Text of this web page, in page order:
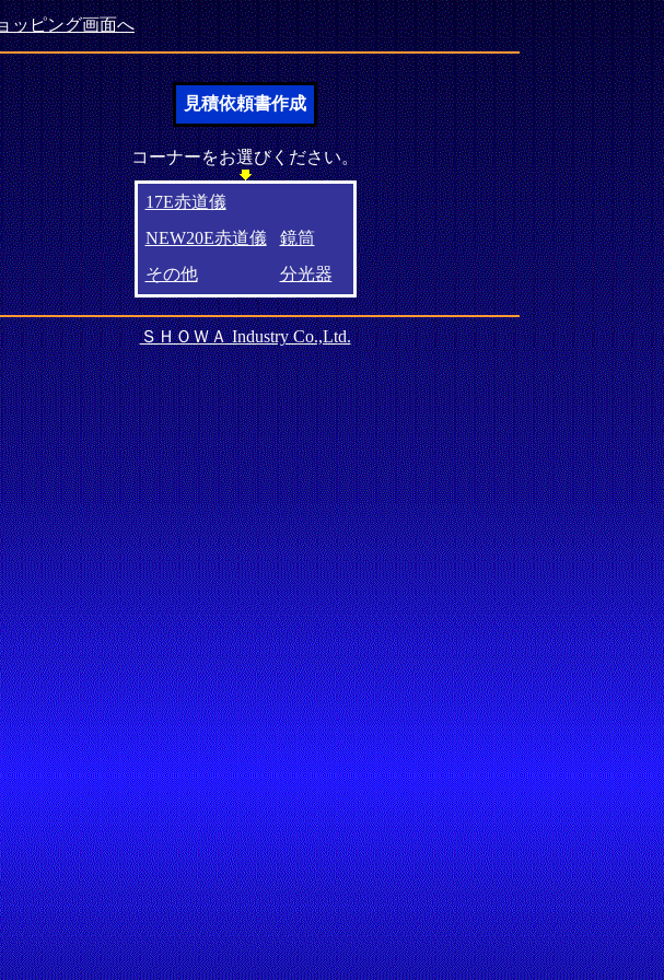
ッピング画面へ
見積依頼書作成
コーナーをお選びください。
17E赤道儀
NEW20E赤道儀
鏡筒
その他
分光器
ＳＨＯＷＡ Industry Co.,Ltd.